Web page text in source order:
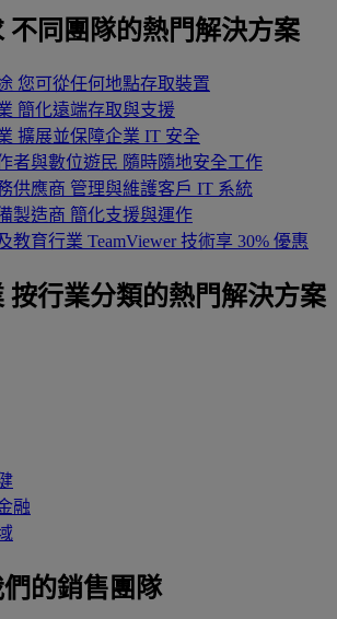
不同團隊的熱門解決方案
您可從任何地點存取裝置
簡化遠端存取與支援
擴展並保障企業 IT 安全
者與數位遊民 隨時隨地安全工作
供應商 管理與維護客戶 IT 系統
製造商 簡化支援與運作
教育行業 TeamViewer 技術享 30% 優惠
按行業分類的熱門解決方案
融
的銷售團隊